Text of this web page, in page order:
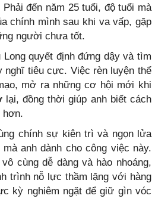
đến năm 25 tuổi, độ tuổi mà
chính mình sau khi va vấp, gặp
người chưa tốt.
quyết định đứng dậy và tìm
nghĩ tiêu cực. Việc rèn luyện thể
mở ra những cơ hội mới khi
đồng thời giúp anh biết cách
hơn.
chính sự kiên trì và ngọn lửa
anh dành cho công việc này.
cùng dễ dàng và hào nhoáng,
trình nỗ lực thầm lặng với hàng
kỳ nghiêm ngặt để giữ gìn vóc